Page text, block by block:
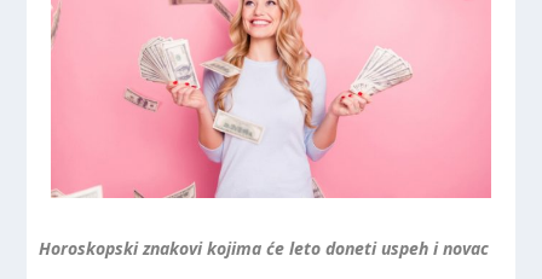
Horoskopski znakovi kojima će leto doneti uspeh i novac